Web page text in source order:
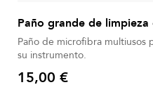
Paño grande de
Paño de microfibra multiusos
su instrumento.
Precio
15,00 €